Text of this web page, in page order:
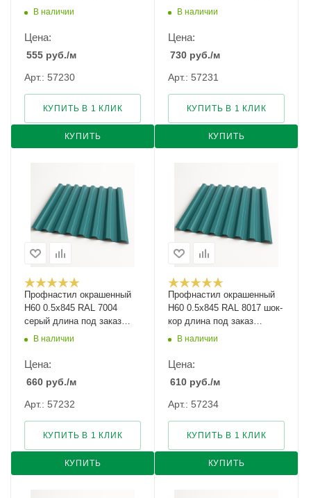
арт.1051727
В наличии
Цена:
555 руб./м
Арт.: 57230
КУПИТЬ
КУПИТЬ В 1 КЛИК
заказ арт.1051728
В наличии
Цена:
730 руб./м
Арт.: 57231
КУПИТЬ
КУПИТЬ В 1 КЛИК
Профнастил окрашенный
Н60 0.5х845 RAL 7004
серый длина под заказ
арт.1135962
В наличии
Цена:
660 руб./м
Арт.: 57232
КУПИТЬ
КУПИТЬ В 1 КЛИК
Профнастил окрашенный
Н60 0.5х845 RAL 8017 шок-
кор длина под заказ
арт.1051729
В наличии
Цена:
610 руб./м
Арт.: 57234
КУПИТЬ
КУПИТЬ В 1 КЛИК